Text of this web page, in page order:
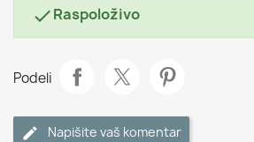
Raspoloživo
Podeli
Napišite vaš komentar